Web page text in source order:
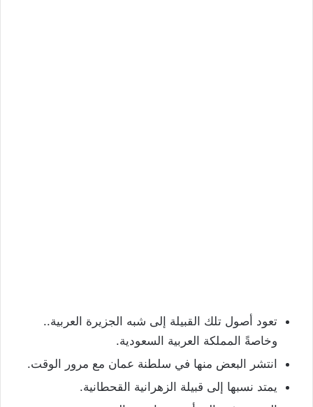
تعود أصول تلك القبيلة إلى شبه الجزيرة العربية..
وخاصةً المملكة العربية السعودية.
انتشر البعض منها في سلطنة عمان مع مرور الوقت.
يمتد نسبها إلى قبيلة الزهرانية القحطانية.